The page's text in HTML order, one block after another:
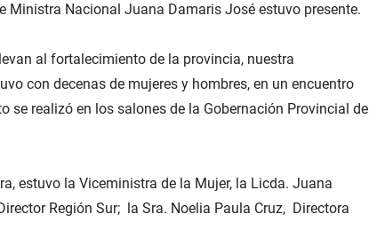
Ministra Nacional Juana Damaris José estuvo presente.
al fortalecimiento de la provincia, nuestra
con decenas de mujeres y hombres, en un encuentro
se realizó en los salones de la Gobernación Provincial de
estuvo la Viceministra de la Mujer, la Licda. Juana
Región Sur; la Sra. Noelia Paula Cruz, Directora